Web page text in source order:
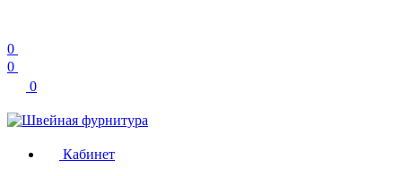
0
0
0
Кабинет